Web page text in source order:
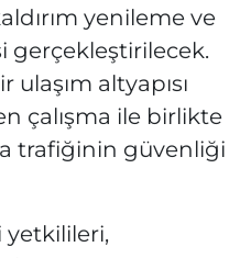
yenileme ve
gerçekleştirilecek.
altyapısı
çalışma ile birlikte
trafiğinin güvenliği
yetkilileri,